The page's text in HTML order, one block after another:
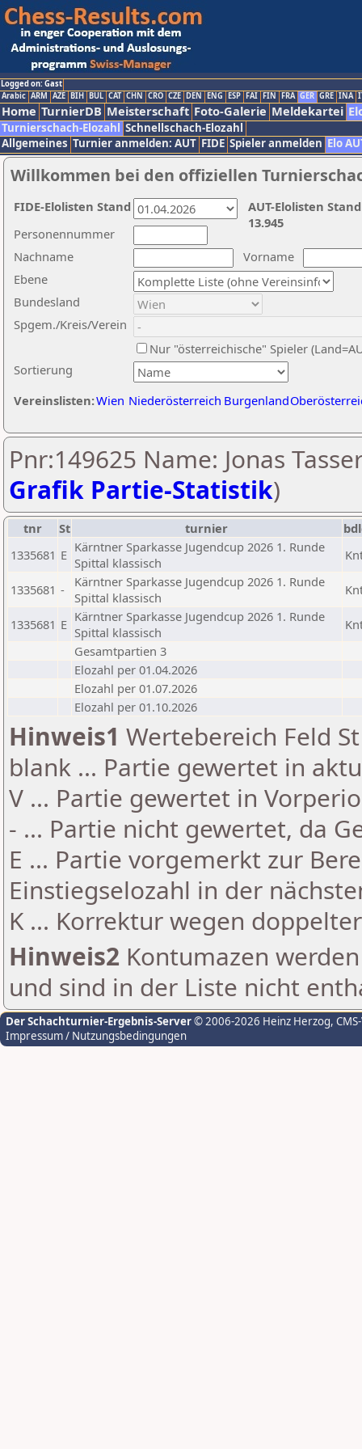
Logged on: Gast
Arabic ARM AZE BIH BUL CAT CHN CRO CZE DEN ENG ESP FAI FIN FRA GER GRE INA
Home TurnierDB Meisterschaft Foto-Galerie Meldekartei
Turnierschach-Elozahl Schnellschach-Elozahl
Allgemeines Turnier anmelden: AUT FIDE Spieler anmelden Elo
Willkommen bei den offiziellen
Nachname
Vorname
Ebene
Sortierung
Personennummer
Bundesland
Spgem./Kreis/Verein
Nur "österreichische" Spieler
Vereinslisten:Wien Niederösterreich Burgenland
AUT-Elolisten
13.945
FIDE-Elolisten Stand
Pnr:149625 Name: Jonas
Grafik Partie-Statistik)
tnr St turnier
1335681 E Kärntner Sparkasse Jugendcup 2026 1. Runde
Spittal klassisch
1335681 -
Kärntner Sparkasse Jugendcup 2026 1. Runde
Spittal klassisch
1335681 E Kärntner Sparkasse Jugendcup 2026 1. Runde
Spittal klassisch
Gesamtpartien 3
Elozahl per 01.04.2026
Elozahl per 01.07.2026
Elozahl per 01.10.2026
Hinweis1 Wertebereich Feld
blank ... Partie gewertet in
V ... Partie gewertet in
- ... Partie nicht gewertet, da
E ... Partie vorgemerkt zur
Einstiegselozahl in der
K ... Korrektur wegen
Hinweis2 Kontumazen
und sind in der Liste nicht
Der Schachturnier-Ergebnis-Server© 2006-2026 Heinz Herzog,
Impressum / Nutzungsbedingungen